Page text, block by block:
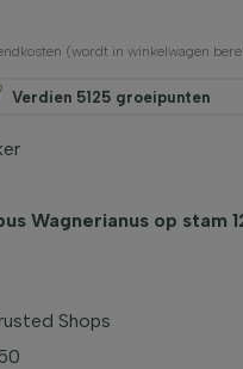
(wordt in winkelwagen
Verdien 5125 groeipunten
Wagnerianus op stam
Shops